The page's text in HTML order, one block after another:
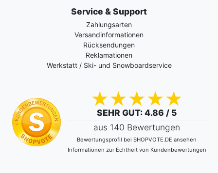
Service & Support
Zahlungsarten
Versandinformationen
Rücksendungen
Reklamationen
Werkstatt / Ski- und Snowboardservice
SEHR GUT: 4.86 / 5
aus 140 Bewertungen
Bewertungsprofil bei SHOPVOTE.DE ansehen
Informationen zur Echtheit von Kundenbewertungen